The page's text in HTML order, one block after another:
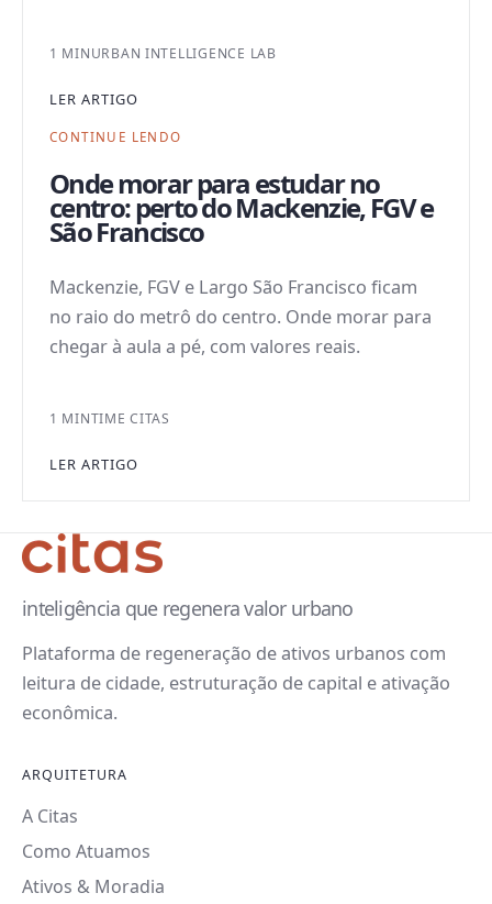
1 MINURBAN INTELLIGENCE LAB
LER ARTIGO
CONTINUE LENDO
Onde morar para estudar no
centro: perto do Mackenzie, FGV e
São Francisco
Mackenzie, FGV e Largo São Francisco ficam
no raio do metrô do centro. Onde morar para
chegar à aula a pé, com valores reais.
1 MINTIME CITAS
LER ARTIGO
inteligência que regenera valor urbano
Plataforma de regeneração de ativos urbanos com
leitura de cidade, estruturação de capital e ativação
econômica.
ARQUITETURA
A Citas
Como Atuamos
Ativos & Moradia